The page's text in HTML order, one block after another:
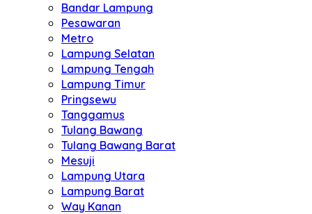
Bandar Lampung
Pesawaran
Metro
Lampung Selatan
Lampung Tengah
Lampung Timur
Pringsewu
Tanggamus
Tulang Bawang
Tulang Bawang Barat
Mesuji
Lampung Utara
Lampung Barat
Way Kanan